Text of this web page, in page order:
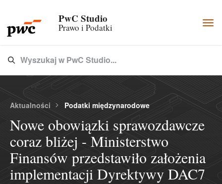
PwC Studio
Prawo i Podatki
Type 3 or more characters for results.
Wyszukaj w PwC Studio...
Aktualności Podatki międzynarodowe
Nowe obowiązki sprawozdawcze
coraz bliżej - Ministerstwo
Finansów przedstawiło założenia
implementacji Dyrektywy DAC7